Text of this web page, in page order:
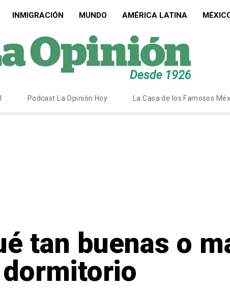
INMIGRACIÓN MUNDO AMÉRICA LATINA
Podcast La Opinión Hoy La Casa de los Famosos
tan buenas o